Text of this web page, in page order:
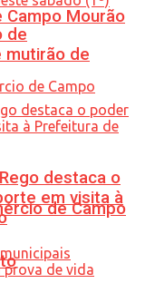
Mourão
de Campo
de
mutirão de
destaca o
em visita à